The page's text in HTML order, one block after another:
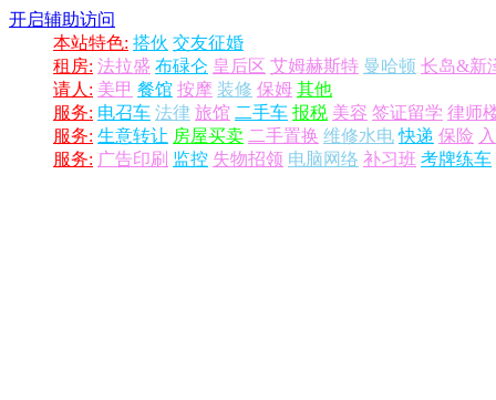
开启辅助访问
本站特色: 搭伙 交友征婚
租房: 法拉盛 布碌仑 皇后区 艾姆赫斯特 曼哈顿 长岛&新
请人: 美甲 餐馆 按摩 装修 保姆 其他
服务: 电召车 法律 旅馆 二手车 报税 美容 签证留学 律师
服务: 生意转让 房屋买卖 二手置换 维修水电 快递 保险
服务: 广告印刷 监控 失物招领 电脑网络 补习班 考牌练车